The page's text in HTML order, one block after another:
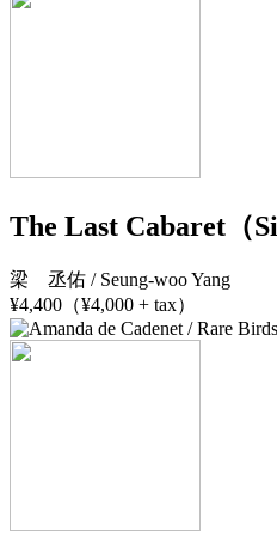
The Last Cabaret（
梁 丞佑 / Seung-woo Yang
¥4,400（¥4,000 + tax）